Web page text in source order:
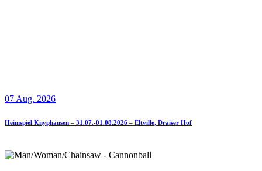
07 Aug. 2026
Heimspiel Knyphausen – 31.07.-01.08.2026 – Eltville, Draiser Hof